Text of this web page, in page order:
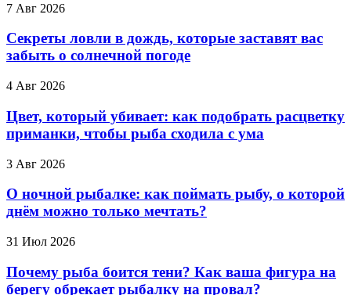
7 Авг 2026
Секреты ловли в дождь, которые заставят вас
забыть о солнечной погоде
4 Авг 2026
Цвет, который убивает: как подобрать расцветку
приманки, чтобы рыба сходила с ума
3 Авг 2026
О ночной рыбалке: как поймать рыбу, о которой
днём можно только мечтать?
31 Июл 2026
Почему рыба боится тени? Как ваша фигура на
берегу обрекает рыбалку на провал?